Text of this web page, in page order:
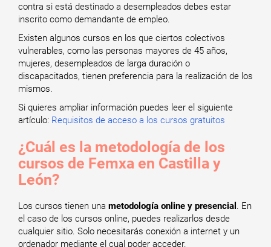
contra si está destinado a desempleados debes estar
inscrito como demandante de empleo.
Existen algunos cursos en los que ciertos colectivos
vulnerables, como las personas mayores de 45 años,
mujeres, desempleados de larga duración o
discapacitados, tienen preferencia para la realización de los
mismos.
Si quieres ampliar información puedes leer el siguiente
artículo: Requisitos de acceso a los cursos gratuitos
¿Cuál es la metodología de los
cursos de Femxa en Castilla y
León?
Los cursos tienen una metodología online y presencial . En
el caso de los cursos online, puedes realizarlos desde
cualquier sitio. Solo necesitarás conexión a internet y un
ordenador mediante el cual poder acceder.